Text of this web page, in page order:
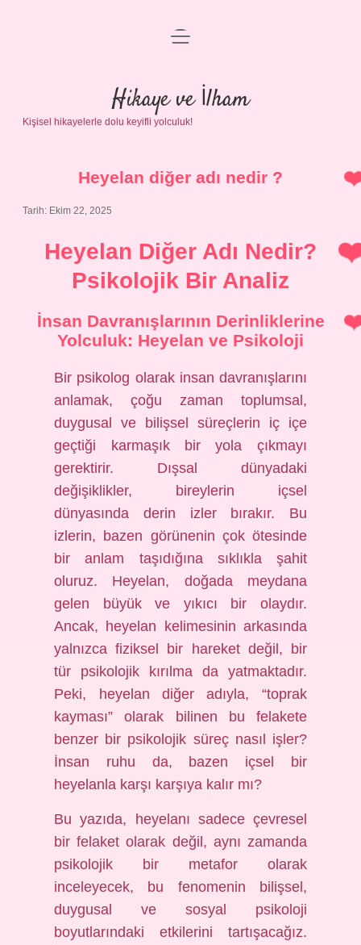
Anasayfa
Gizlilik Politikası
Yasal Uyarı
menüyü
Hikaye ve İlham
Kişisel hikayelerle dolu keyifli yolculuk!
Heyelan diğer adı nedir ?
Tarih: Ekim 22, 2025
Heyelan Diğer Adı Nedir?
Psikolojik Bir Analiz
İnsan Davranışlarının Derinliklerine
Yolculuk: Heyelan ve Psikoloji
Bir psikolog olarak insan davranışlarını
anlamak, çoğu zaman toplumsal,
duygusal ve bilişsel süreçlerin iç içe
geçtiği karmaşık bir yola çıkmayı
gerektirir. Dışsal dünyadaki
değişiklikler, bireylerin içsel
dünyasında derin izler bırakır. Bu
izlerin, bazen görünenin çok ötesinde
bir anlam taşıdığına sıklıkla şahit
oluruz. Heyelan, doğada meydana
gelen büyük ve yıkıcı bir olaydır.
Ancak, heyelan kelimesinin arkasında
yalnızca fiziksel bir hareket değil, bir
tür psikolojik kırılma da yatmaktadır.
Peki, heyelan diğer adıyla, “toprak
kayması” olarak bilinen bu felakete
benzer bir psikolojik süreç nasıl işler?
İnsan ruhu da, bazen içsel bir
heyelanla karşı karşıya kalır mı?
Bu yazıda, heyelanı sadece çevresel
bir felaket olarak değil, aynı zamanda
psikolojik bir metafor olarak
inceleyecek, bu fenomenin bilişsel,
duygusal ve sosyal psikoloji
boyutlarındaki etkilerini tartışacağız.